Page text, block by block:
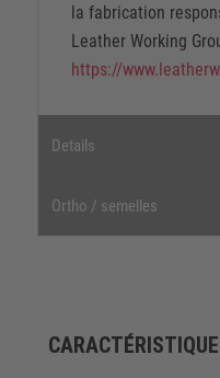
la fabrication
Leather Working
https://
Details
Ortho / semelles